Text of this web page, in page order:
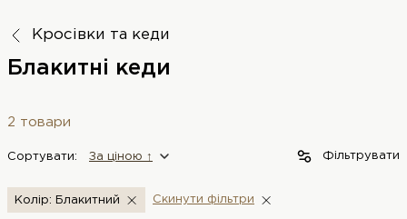
Кросівки та кеди
Блакитні кеди
2 товари
Сортувати: За цiною ↑ Фільтрувати
Колір: Блакитний Скинути фiльтри